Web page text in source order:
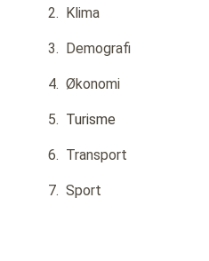
Klima
Demografi
Økonomi
Turisme
Transport
Sport